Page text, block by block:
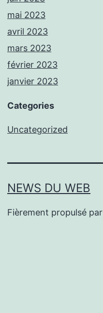
mai 2023
avril 2023
mars 2023
février 2023
janvier 2023
Categories
Uncategorized
NEWS DU WEB
Fièrement propulsé par